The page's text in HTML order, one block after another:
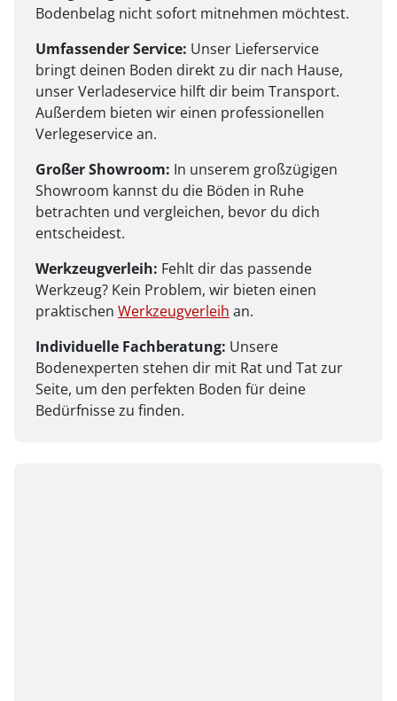
Bodenbelag nicht sofort mitnehmen möchtest.
Umfassender Service: Unser Lieferservice
bringt deinen Boden direkt zu dir nach Hause,
unser Verladeservice hilft dir beim Transport.
Außerdem bieten wir einen professionellen
Verlegeservice an.
Großer Showroom: In unserem großzügigen
Showroom kannst du die Böden in Ruhe
betrachten und vergleichen, bevor du dich
entscheidest.
Werkzeugverleih: Fehlt dir das passende
Werkzeug? Kein Problem, wir bieten einen
praktischen Werkzeugverleih an.
Individuelle Fachberatung: Unsere
Bodenexperten stehen dir mit Rat und Tat zur
Seite, um den perfekten Boden für deine
Bedürfnisse zu finden.